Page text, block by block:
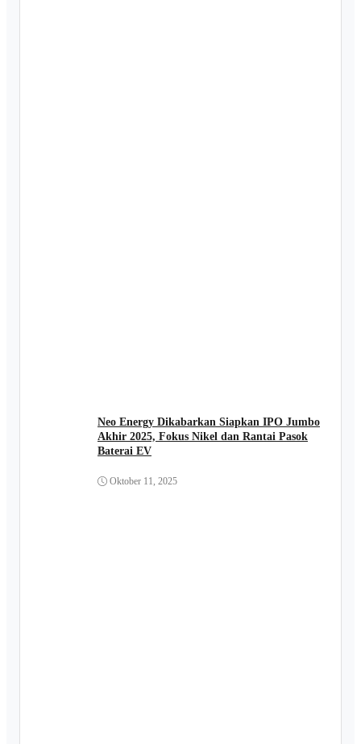
Neo Energy Dikabarkan Siapkan IPO Jumbo
Akhir 2025, Fokus Nikel dan Rantai Pasok
Baterai EV
Oktober 11, 2025